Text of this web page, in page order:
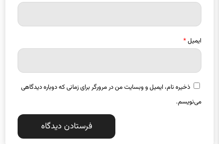
ایمیل*
ذخیره نام، ایمیل و وبسایت من در مرورگر برای زمانی که دوباره دیدگاهی
می‌نویسم.